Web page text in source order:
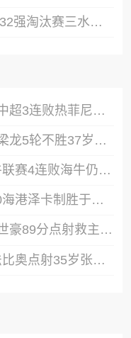
08月03日佛山西甲足球联赛32强淘汰赛三水乐民兴健力宝VS中国澳门澳科精英全场录像
近3轮首胜！铁人3-1送申花中超3连败热菲尼奥双响邦本宜裕传射
终结2连败！新鹏城2-0送铜梁龙5轮不胜37岁姜至鹏破门韦斯利建功
笑傲德比！西海岸2-0送海牛联赛4连败海牛仍垫底西海岸升至第二
换帅后开门红！十人泰山1-0海港泽卡制胜于金永扑点海港三球被吹
蓉城5连平！蓉城1-1三镇韦世豪89分点射救主费利佩造点李昂破门
近三轮首胜！国安2-1浙江法比奥点射35岁张稀哲制胜王钰栋送助攻